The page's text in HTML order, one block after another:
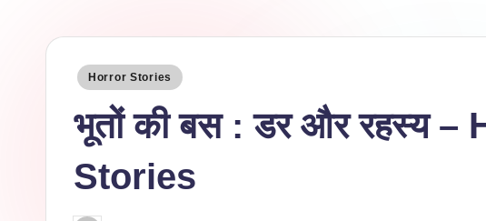
g
Posted
Horror Stories
भूतों की बस : डर और रहस्य
Stories